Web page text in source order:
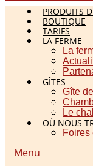
PRODUITS
BOUTIQUE
TARIFS
LA FERME
La
GÎTES
Gîte
Le
OÙ NOUS
Foires
Menu